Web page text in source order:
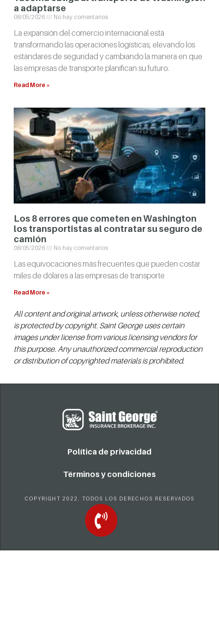
a adaptarse
08/05/2026 No hay comentarios
La expansión del comercio internacional está
transformando las operaciones logísticas, elevando los
estándares de seguridad y cambiando la manera en que
las empresas de transporte planifican su futuro.
Read More »
Los 8 errores que cometen en Washington
los transportistas al contratar su seguro de
camión
08/05/2026 No hay comentarios
Las equivocaciones más frecuentes que pueden costar
miles de dólares a las empresas de transporte
Read More »
All content and original artwork, unless otherwise noted,
is protected by copyright. Saint George uses certain
images under license from various licensing vendors for
this purpose. Any unauthorized commercial reproduction
or distribution of copyrighted materials is prohibited.
Política de privacidad
Términos y condiciones
COPYRIGHT 2022. TODOS LOS DERECHOS RESERVADOS